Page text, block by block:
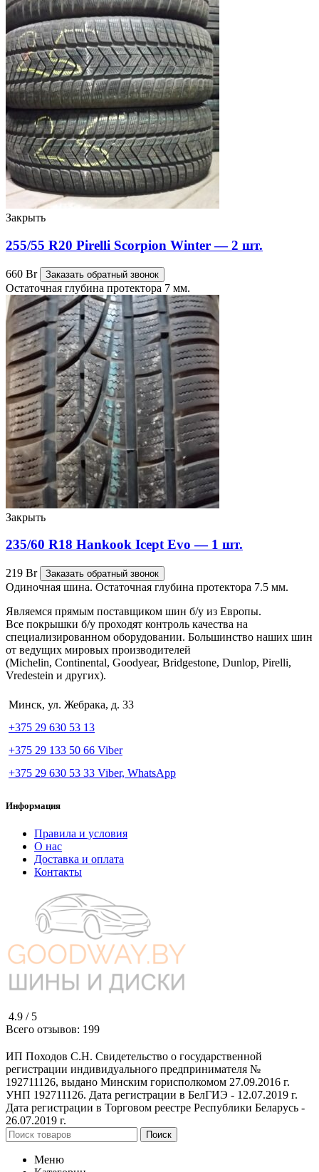
Закрыть
255/55 R20 Pirelli Scorpion Winter — 2 шт.
660 Br Заказать обратный звонок
Остаточная глубина протектора 7 мм.
Закрыть
235/60 R18 Hankook Icept Evo — 1 шт.
219 Br Заказать обратный звонок
Одиночная шина. Остаточная глубина протектора 7.5 мм.
Являемся прямым поставщиком шин б/у из Европы.
Все покрышки б/у проходят контроль качества на
специализированном оборудовании. Большинство наших шин
от ведущих мировых производителей
(Michelin, Continental, Goodyear, Bridgestone, Dunlop, Pirelli,
Vredestein и других).
Минск, ул. Жебрака, д. 33
+375 29 630 53 13
+375 29 133 50 66 Viber
+375 29 630 53 33 Viber, WhatsApp
Информация
Правила и условия
О нас
Доставка и оплата
Контакты
4.9 / 5
Всего отзывов: 199
ИП Походов С.Н. Свидетельство о государственной
регистрации индивидуального предпринимателя №
192711126, выдано Минским горисполкомом 27.09.2016 г.
УНП 192711126. Дата регистрации в БелГИЭ - 12.07.2019 г.
Дата регистрации в Торговом реестре Республики Беларусь -
26.07.2019 г.
Поиск
Меню